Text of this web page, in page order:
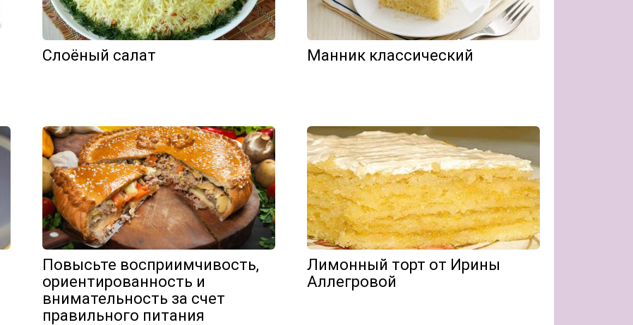
Слоёный салат Манник классический
Повысьте восприимчивость,
ориентированность и
внимательность за счет
правильного питания
Лимонный торт от Ирины
Аллегровой